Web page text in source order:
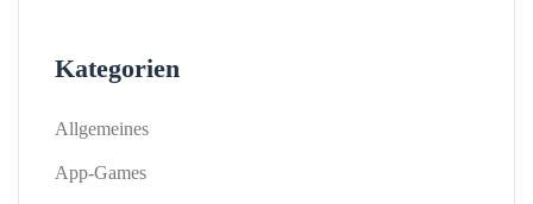
Kategorien
Allgemeines
App-Games